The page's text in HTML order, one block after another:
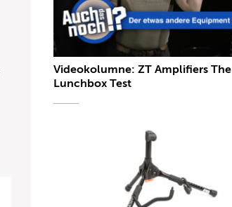
Videokolumne: ZT Amplifiers The
Lunchbox Test